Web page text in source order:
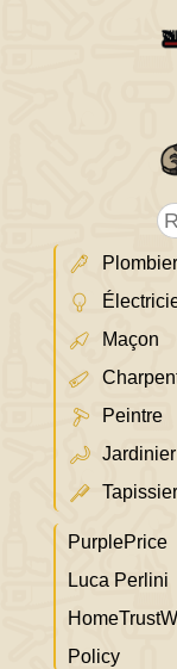
Plombier
Maçon
Peintre
Jardinier
Tapissier
PurplePrice
Luca Perlini
Policy